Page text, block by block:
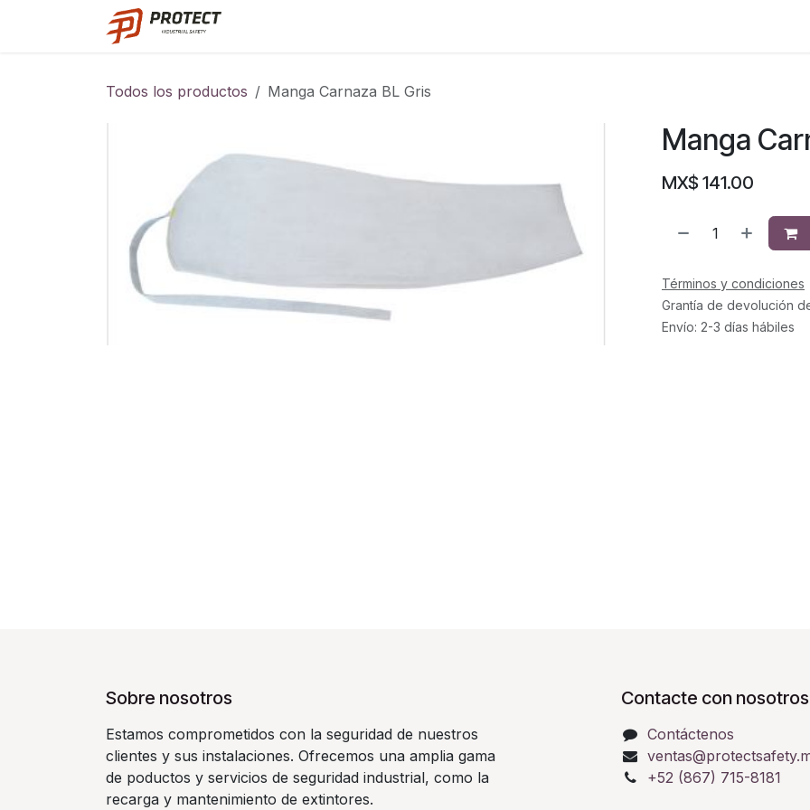
Todos los productos Manga Carnaza BL Gris
Manga
MX$ 141.00
Términos y condiciones
Grantía de devolución
Envío: 2-3 días hábiles
Sobre nosotros
Estamos comprometidos con la seguridad de nuestros
clientes y sus instalaciones. Ofrecemos una amplia gama
de poductos y servicios de seguridad industrial, como la
recarga y mantenimiento de extintores.
Contacte con nosotros
Contáctenos
+52 (867) 715-8181